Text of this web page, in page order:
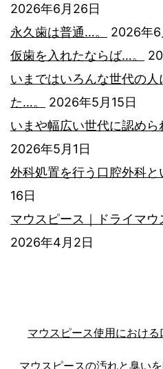
2026年6月26日
永久歯は普通…。
2026年6
仮歯を入れたならば…。
いまではいろんな世代の
た…。
2026年5月15日
いまや幅広い世代に認めら
2026年5月1日
外科処置を行う口腔外科と
16日
マウスピース｜ドライマウ
2026年4月2日
マウスピース使用におけ
マウスピースの汚れと臭い